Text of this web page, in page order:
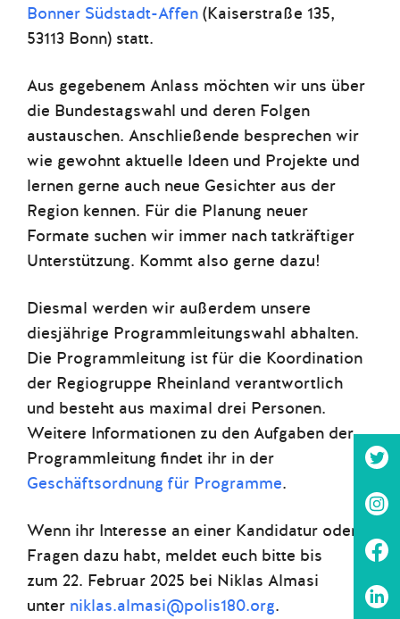
Bonner Südstadt-Affen (Kaiserstraße 135,
53113 Bonn) statt.
Aus gegebenem Anlass möchten wir uns über
die Bundestagswahl und deren Folgen
austauschen. Anschließende besprechen wir
wie gewohnt aktuelle Ideen und Projekte und
lernen gerne auch neue Gesichter aus der
Region kennen. Für die Planung neuer
Formate suchen wir immer nach tatkräftiger
Unterstützung. Kommt also gerne dazu!
Diesmal werden wir außerdem unsere
diesjährige Programmleitungswahl abhalten.
Die Programmleitung ist für die Koordination
der Regiogruppe Rheinland verantwortlich
und besteht aus maximal drei Personen.
Weitere Informationen zu den Aufgaben der
Programmleitung findet ihr in der
Geschäftsordnung für Programme.
Wenn ihr Interesse an einer Kandidatur oder
Fragen dazu habt, meldet euch bitte bis
zum 22. Februar 2025 bei Niklas Almasi
unter niklas.almasi@polis180.org.